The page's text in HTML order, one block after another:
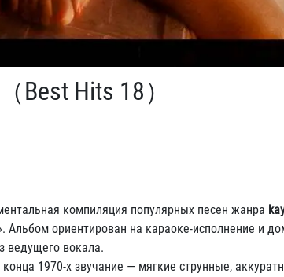
Hits 18）
компиляция популярных песен жанра
ориентирован на караоке-исполнение и
ведущего вокала.
1970-х звучание — мягкие струнные,